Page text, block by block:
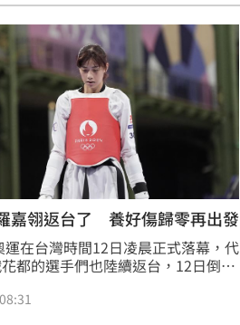
，邀請選手們在他身穿的白色T恤
嘉翎返台了 養好傷歸零再出發
運在台灣時間12日凌晨正式落幕，代
都的選手們也陸續返台，12日倒數
精靈」方莞靈、舉重女將陳玟卉以